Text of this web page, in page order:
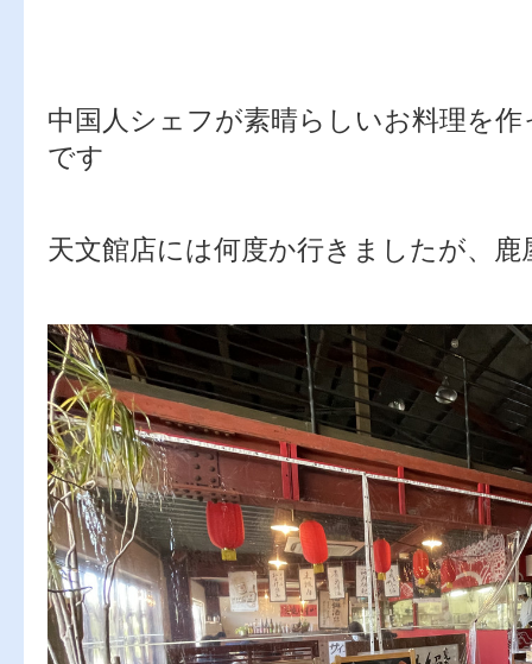
中国人シェフが素晴らしいお料理を
です
天文館店には何度か行きましたが、